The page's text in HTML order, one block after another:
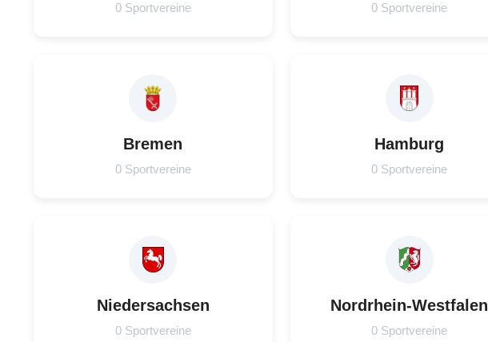
0 Sportvereine 0 Sportvereine
Bremen
0 Sportvereine
Hamburg
0 Sportvereine
Niedersachsen
0 Sportvereine
Nordrhein-Westfalen
0 Sportvereine